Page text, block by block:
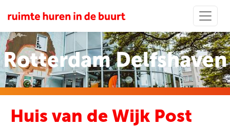
Rotterdam Delfshaven
Huis van de Wijk Post